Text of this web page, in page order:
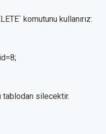
komutunu kullanırız:
tablodan silecektir.